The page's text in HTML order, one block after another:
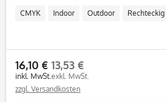
CMYK Indoor Outdoor Rechteckig
16,10 €
inkl. MwSt.
13,53 €
exkl. MwSt.
zzgl. Versandkosten